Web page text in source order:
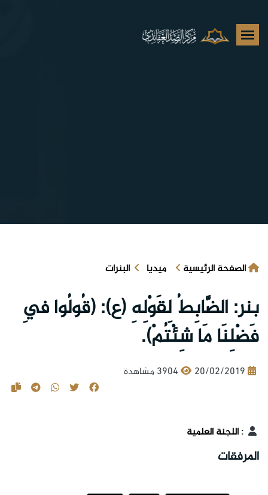
الصفحة الرئيسية ميديا البنرات
بنر: الضَّابِطُ لِقَوْلِهِ (ع): (قُولُوا فِي
فَضْلِنَا مَا شِئْتُمْ).
20/02/2019 3904 مشاهدة
:اللجنة العلمية
المرفقات